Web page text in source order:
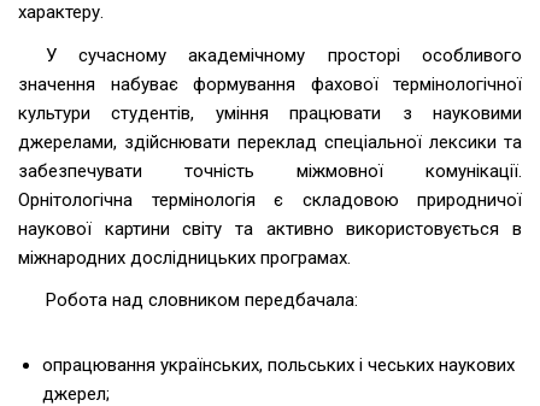
характеру.
У сучасному академічному просторі особливого
значення набуває формування фахової термінологічної
культури студентів, уміння працювати з науковими
джерелами, здійснювати переклад спеціальної лексики та
забезпечувати точність міжмовної комунікації.
Орнітологічна термінологія є складовою природничої
наукової картини світу та активно використовується в
міжнародних дослідницьких програмах.
Робота над словником передбачала:
опрацювання українських, польських і чеських наукових
джерел;